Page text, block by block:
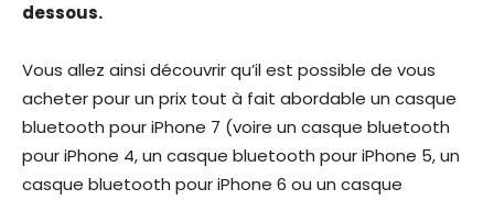
dessous.
Vous allez ainsi découvrir qu’il est possible de vous
acheter pour un prix tout à fait abordable un casque
bluetooth pour iPhone 7 (voire un casque bluetooth
pour iPhone 4, un casque bluetooth pour iPhone 5, un
casque bluetooth pour iPhone 6 ou un casque